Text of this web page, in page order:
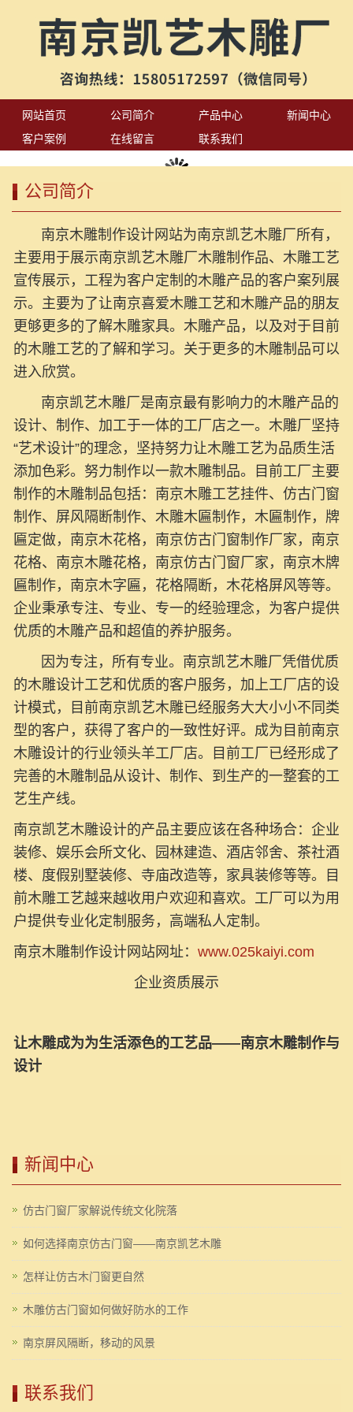
网站首页 公司简介 产品中心
新闻中心
客户案例
在线留言 联系我们
公司简介
南京木雕制作设计网站为南京凯艺木雕厂所有，
主要用于展示南京凯艺木雕厂木雕制作品、木雕工艺
宣传展示，工程为客户定制的木雕产品的客户案列展
示。主要为了让南京喜爱木雕工艺和木雕产品的朋友
更够更多的了解木雕家具。木雕产品，以及对于目前
的木雕工艺的了解和学习。关于更多的木雕制品可以
进入欣赏。
南京凯艺木雕厂是南京最有影响力的木雕产品的
设计、制作、加工于一体的工厂店之一。木雕厂坚持
“艺术设计”的理念，坚持努力让木雕工艺为品质生活
添加色彩。努力制作以一款木雕制品。目前工厂主要
制作的木雕制品包括：南京木雕工艺挂件、仿古门窗
制作、屏风隔断制作、木雕木匾制作， 木匾制作，牌
匾定做，南京木花格，南京仿古门窗制作厂家，南京
花格、 南京木雕花格，南京仿古门窗厂家，南京木牌
匾制作，南京木字匾，花格隔断，木花格屏风等等。
企业秉承专注、专业、专一的经验理念，为客户提供
优质的木雕产品和超值的养护服务。
因为专注，所有专业。 南京凯艺木雕厂凭借优质
的木雕设计工艺和优质的客户服务，加上工厂店的设
计模式，目前南京凯艺木雕已经服务大大小小不同类
型的客户，获得了客户的一致性好评。成为目前南京
木雕设计的行业领头羊工厂店。目前工厂已经形成了
完善的木雕制品从设计、制作、到生产的一整套的工
艺生产线。
南京凯艺木雕设计的产品主要应该在各种场合：企业
装修、娱乐会所文化、园林建造、酒店邻舍、茶社酒
楼、度假别墅装修、寺庙改造等，家具装修等等。目
前木雕工艺越来越收用户欢迎和喜欢。工厂可以为用
户提供专业化定制服务，高端私人定制。
南京木雕制作设计网站网址： www.025kaiyi.com
企业资质展示
让木雕成为为生活添色的工艺品——南京木雕制作与
设计
新闻中心
仿古门窗厂家解说传统文化院落
如何选择南京仿古门窗——南京凯艺木雕
怎样让仿古木门窗更自然
木雕仿古门窗如何做好防水的工作
南京屏风隔断，移动的风景
联系我们